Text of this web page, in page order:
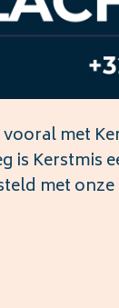
met
is Kerstmis
met